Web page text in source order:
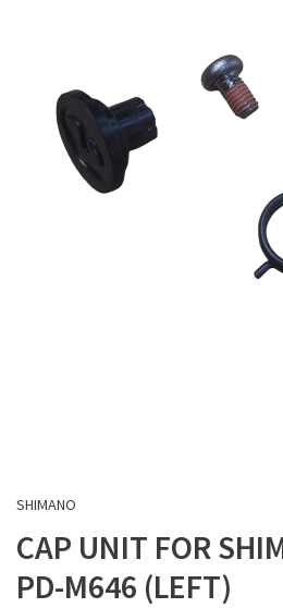
SHIMANO
CAP UNIT FOR
PD-M646 (LEFT)